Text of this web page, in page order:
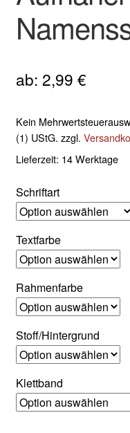
ab: 2,99 €
Kein
(1) UStG. zzgl.
Lieferzeit: 14 Werktage
Schriftart
Textfarbe
Rahmenfarbe
Stoff/Hintergrund
Klettband